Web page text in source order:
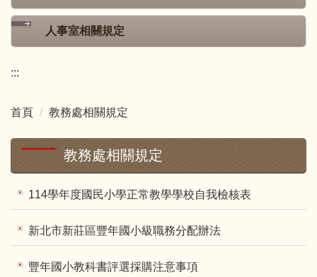
人事室相關規定
:::
首頁 教務處相關規定
教務處相關規定
114學年度國民小學正常教學學校自我檢核表
新北市新莊區豐年國小級職務分配辦法
豐年國小教科書評選採購注意事項